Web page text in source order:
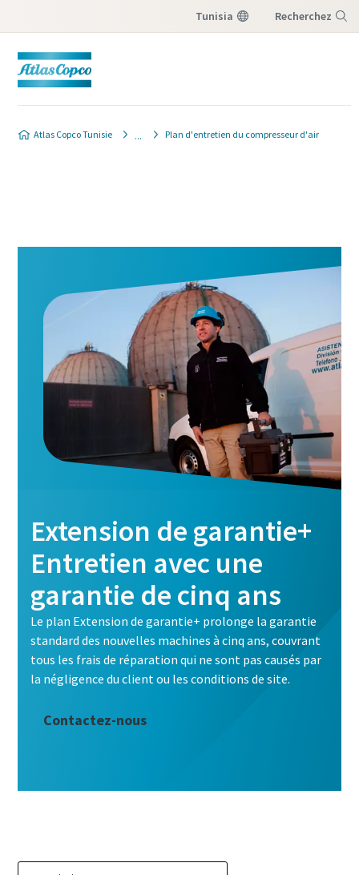
Tunisia Recherchez
Atlas Copco Tunisie Plan d'entretien du compresseur d'air
Extension de garantie+
Entretien avec une
garantie de cinq ans
Le plan Extension de garantie+ prolonge la garantie
standard des nouvelles machines à cinq ans, couvrant
tous les frais de réparation qui ne sont pas causés par
la négligence du client ou les conditions de site.
Contactez-nous